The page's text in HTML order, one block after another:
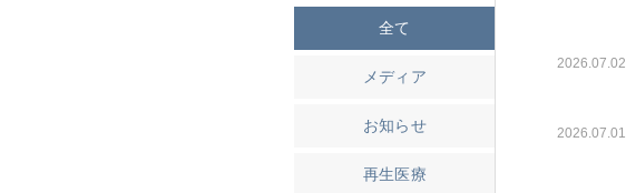
全て
メディア
お知らせ
再生医療
2026.07.02
2026.07.01